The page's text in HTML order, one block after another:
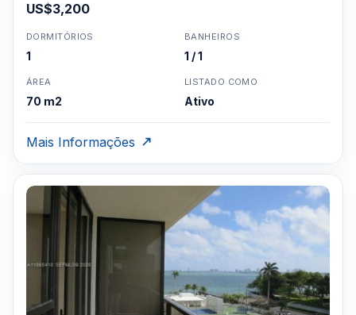
US$3,200
DORMITÓRIOS
1
BANHEIROS
1 / 1
ÁREA
70 m2
LISTADO COMO
Ativo
Mais Informações